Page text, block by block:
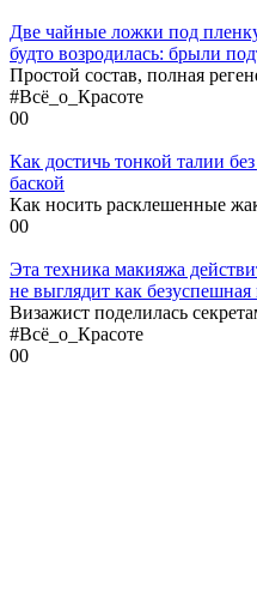
Две чайные ложки под
будто возродилась: брыли
Простой состав, полная
#Всё_о_Красоте
00
Как достичь тонкой талии
баской
Как носить расклешенные
00
Эта техника макияжа
не выглядит как
Визажист поделилась
#Всё_о_Красоте
00